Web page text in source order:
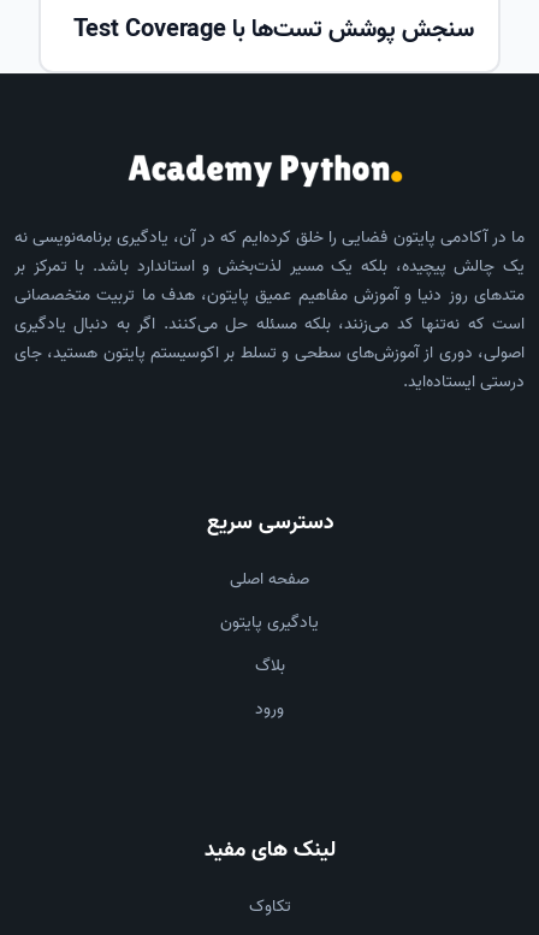
سنجش پوشش تست‌ها با Test Coverage
ما در آکادمی پایتون فضایی را خلق کرده‌ایم که در آن، یادگیری برنامه‌نویسی نه
یک چالش پیچیده، بلکه یک مسیر لذت‌بخش و استاندارد باشد. با تمرکز بر
متدهای روز دنیا و آموزش مفاهیم عمیق پایتون، هدف ما تربیت متخصصانی
است که نه‌تنها کد می‌زنند، بلکه مسئله حل می‌کنند. اگر به دنبال یادگیری
اصولی، دوری از آموزش‌های سطحی و تسلط بر اکوسیستم پایتون هستید، جای
درستی ایستاده‌اید.
دسترسی سریع
صفحه اصلی
یادگیری پایتون
بلاگ
ورود
لینک های مفید
تکاوک